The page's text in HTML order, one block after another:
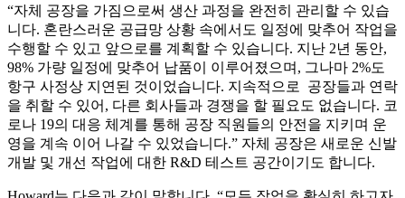
“자체 공장을 가짐으로써 생산 과정을 완전히 관리할 수 있습
니다. 혼란스러운 공급망 상황 속에서도 일정에 맞추어 작업을
수행할 수 있고 앞으로를 계획할 수 있습니다. 지난 2년 동안,
98% 가량 일정에 맞추어 납품이 이루어졌으며, 그나마 2%도
항구 사정상 지연된 것이었습니다. 지속적으로 공장들과 연락
을 취할 수 있어, 다른 회사들과 경쟁을 할 필요도 없습니다. 코
로나 19의 대응 체계를 통해 공장 직원들의 안전을 지키며 운
영을 계속 이어 나갈 수 있었습니다.” 자체 공장은 새로운 신발
개발 및 개선 작업에 대한 R&D 테스트 공간이기도 합니다.